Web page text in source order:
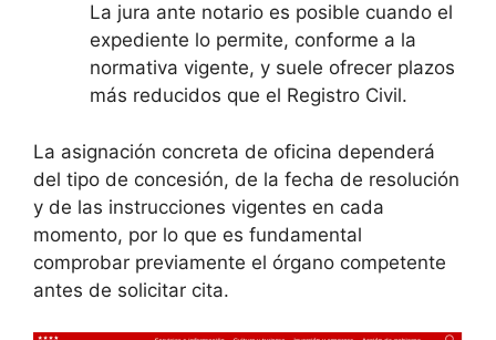
La jura ante notario es posible cuando el
expediente lo permite, conforme a la
normativa vigente, y suele ofrecer plazos
más reducidos que el Registro Civil.
La asignación concreta de oficina dependerá
del tipo de concesión, de la fecha de resolución
y de las instrucciones vigentes en cada
momento, por lo que es fundamental
comprobar previamente el órgano competente
antes de solicitar cita.